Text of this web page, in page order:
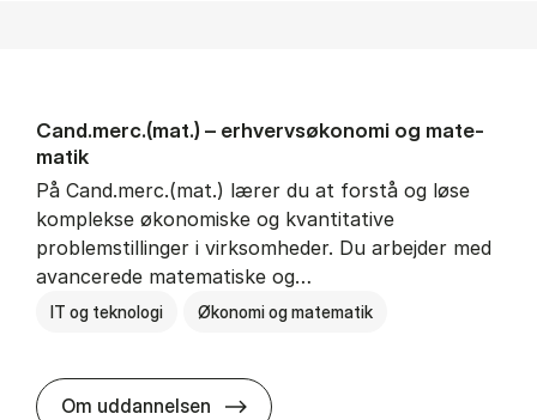
Cand.merc.(mat.) – erhvervs­økonomi og ma­te­
ma­tik
På Cand.merc.(mat.) lærer du at forstå og løse
komplekse økonomiske og kvantitative
problemstillinger i virksomheder. Du arbejder med
avancerede matematiske og…
IT og teknologi Økonomi og matematik
Om uddannelsen Cand.merc.(mat.) –